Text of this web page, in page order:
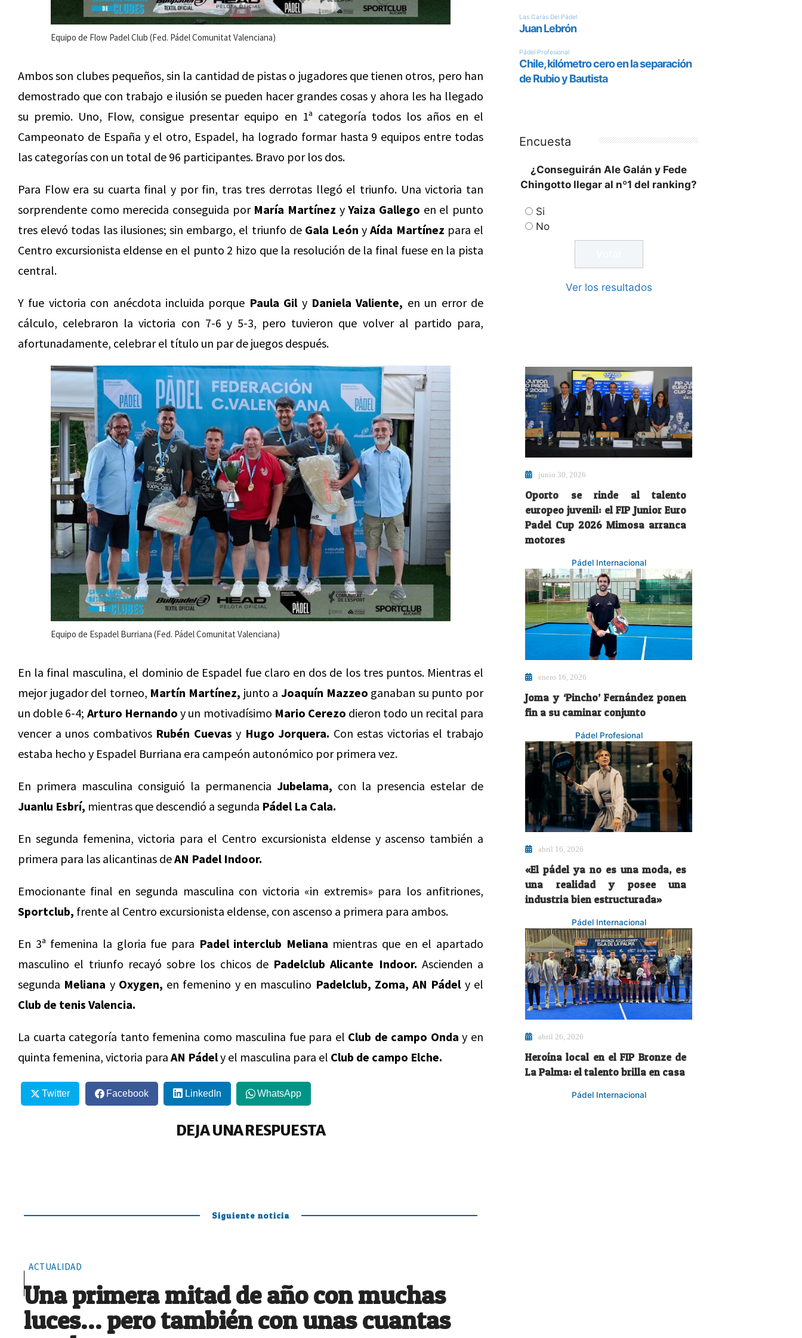
Equipo de Flow Padel Club (Fed. Pádel Comunitat Valenciana)
Ambos son clubes pequeños, sin la cantidad de pistas o jugadores que tienen otros, pero han
demostrado que con trabajo e ilusión se pueden hacer grandes cosas y ahora les ha llegado
su premio. Uno, Flow, consigue presentar equipo en 1ª categoría todos los años en el
Campeonato de España y el otro, Espadel, ha logrado formar hasta 9 equipos entre todas
las categorías con un total de 96 participantes. Bravo por los dos.
Para Flow era su cuarta final y por fin, tras tres derrotas llegó el triunfo. Una victoria tan
sorprendente como merecida conseguida por María Martínez yYaiza Gallego en el punto
tres elevó todas las ilusiones; sin embargo, el triunfo de Gala León yAída Martínez para el
Centro excursionista eldense en el punto 2 hizo que la resolución de la final fuese en la pista
central.
Y fue victoria con anécdota incluida porque Paula Gily Daniela Valiente, en un error de
cálculo, celebraron la victoria con 7-6 y 5-3, pero tuvieron que volver al partido para,
afortunadamente, celebrar el título un par de juegos después.
Equipo de Espadel Burriana (Fed. Pádel Comunitat Valenciana)
En la final masculina, el dominio de Espadel fue claro en dos de los tres puntos. Mientras el
mejor jugador del torneo, Martín Martínez, junto a Joaquín Mazzeo ganaban su punto por
un doble 6-4; Arturo Hernando y un motivadísimo Mario Cerezo dieron todo un recital para
vencer a unos combativos Rubén Cuevas y Hugo Jorquera. Con estas victorias el trabajo
estaba hecho y Espadel Burriana era campeón autonómico por primera vez.
En primera masculina consiguió la permanencia Jubelama, con la presencia estelar de
Juanlu Esbrí, mientras que descendió a segunda Pádel La Cala.
En segunda femenina, victoria para el Centro excursionista eldense y ascenso también a
primera para las alicantinas deAN Padel Indoor.
Emocionante final en segunda masculina con victoria «in extremis» para los anfitriones,
Sportclub, frente al Centro excursionista eldense, con ascenso a primera para ambos.
En 3ª femenina la gloria fue para Padel interclub Meliana mientras que en el apartado
masculino el triunfo recayó sobre los chicos de Padelclub Alicante Indoor. Ascienden a
segunda Meliana y Oxygen, en femenino y en masculino Padelclub, Zoma, AN Pádel y el
Club de tenis Valencia.
La cuarta categoría tanto femenina como masculina fue para el Club de campo Onda y en
quinta femenina, victoria para AN Pádely el masculina para el Club de campo Elche.
Twitter Facebook LinkedIn WhatsApp
DEJA UNA RESPUESTA
Siguiente noticia
ACTUALIDAD
Una primera mitad de año con muchas
luces… pero también con unas cuantas
Encuesta
¿Conseguirán Ale Galán y Fede
Chingotto llegar al nº1 del ranking?
Si
No
Ver los resultados
junio 30, 2026
Oporto se rinde al talento
europeo juvenil: el FIP Junior Euro
Padel Cup 2026 Mimosa arranca
motores
Pádel Internacional
enero 16, 2026
Joma y ‘Pincho’ Fernández ponen
fin a su caminar conjunto
Pádel Profesional
abril 16, 2026
«El pádel ya no es una moda, es
una realidad y posee una
industria bien estructurada»
Pádel Internacional
abril 26, 2026
Heroína local en el FIP Bronze de
La Palma: el talento brilla en casa
Pádel Internacional